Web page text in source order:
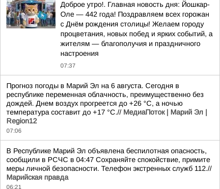
Доброе утро!. Главная новость дня: Йошкар-
Оле — 442 года! Поздравляем всех горожан
с Днём рождения столицы! Желаем городу
процветания, новых побед и ярких событий, а
жителям — благополучия и праздничного
настроения
07:37
Прогноз погоды в Марий Эл на 6 августа. Сегодня в
республике переменная облачность, преимущественно без
дождей. Днем воздух прогреется до +26 °C, а ночью
температура составит до +17 °C.// МедиаПоток | Марий Эл |
Region12
07:06
В Республике Марий Эл объявлена беспилотная опасность,
сообщили в РСЧС в 04:47 Сохраняйте спокойствие, примите
меры личной безопасности. Телефон экстренных служб 112.//
Марийская правда
06:21